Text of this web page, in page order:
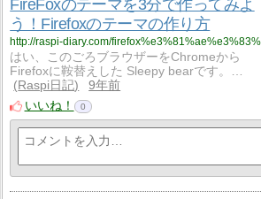
FireFoxのテーマを3分で作ってみよ
う！Firefoxのテーマの作り方
はい、このごろブラウザーをChromeから
Firefoxに鞍替えした Sleepy bearです。…
Raspi日記
9年前
いいね！
0